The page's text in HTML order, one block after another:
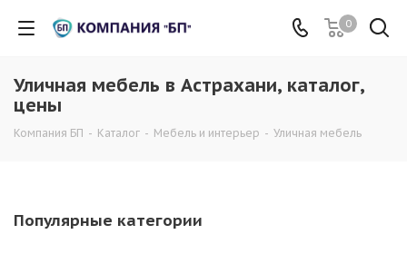
0
Уличная мебель в Астрахани, каталог,
цены
Компания БП - Каталог - Мебель и интерьер - Уличная мебель
Популярные категории